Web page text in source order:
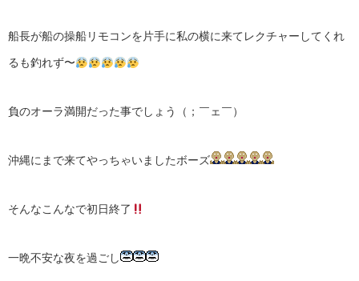
船長が船の操船リモコンを片手に私の横に来てレクチャーしてくれ
るも釣れず〜
負のオーラ満開だった事でしょう（；￣ェ￣）
沖縄にまで来てやっちゃいましたボーズ
そんなこんなで初日終了
一晩不安な夜を過ごし